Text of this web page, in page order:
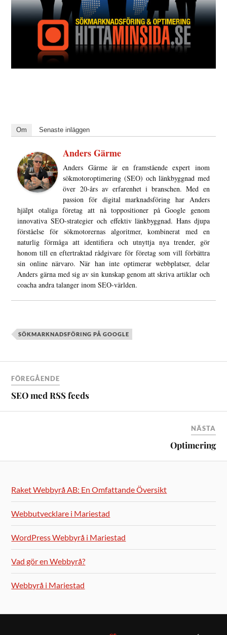
Om Senaste inläggen
Anders Gärme
Anders Gärme är en framstående expert inom
sökmotoroptimering (SEO) och länkbyggnad med
över 20-års av erfarenhet i branschen. Med en
passion för digital marknadsföring har Anders
hjälpt otaliga företag att nå toppositioner på Google genom
innovativa SEO-strategier och effektiv länkbyggnad. Hans djupa
förståelse för sökmotorernas algoritmer, kombinerat med en
naturlig förmåga att identifiera och utnyttja nya trender, gör
honom till en eftertraktad rådgivare för företag som vill förbättra
sin online närvaro. När han inte optimerar webbplatser, delar
Anders gärna med sig av sin kunskap genom att skriva artiklar och
coacha andra talanger inom SEO-världen.
SÖKMARKNADSFÖRING PÅ GOOGLE
FÖREGÅENDE
SEO med RSS feeds
NÄSTA
Optimering
Raket Webbyrå AB: En Omfattande Översikt
Webbutvecklare i Mariestad
WordPress Webbyrå i Mariestad
Vad gör en Webbyrå?
Webbyrå i Mariestad